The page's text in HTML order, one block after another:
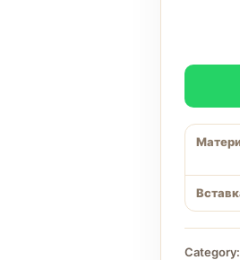
Category: